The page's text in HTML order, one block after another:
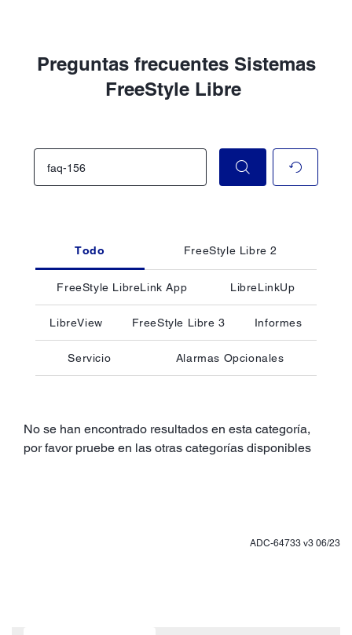
Preguntas frecuentes Sistemas
FreeStyle Libre
Todo FreeStyle Libre 2
FreeStyle LibreLink App LibreLinkUp
LibreView FreeStyle Libre 3 Informes
Servicio Alarmas Opcionales
No se han encontrado resultados en esta categoría,
por favor pruebe en las otras categorías disponibles
ADC-64733 v3 06/23